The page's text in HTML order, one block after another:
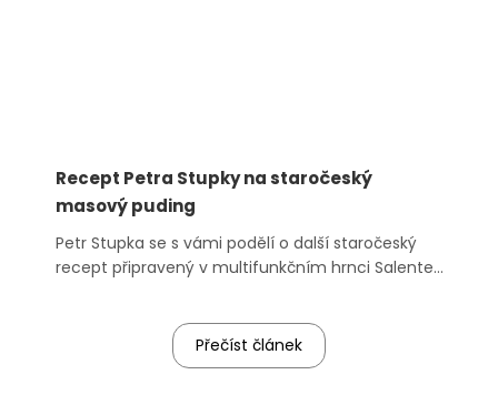
Recept Petra Stupky na staročeský
masový puding
Petr Stupka se s vámi podělí o další staročeský
recept připravený v multifunkčním hrnci Salente
Přečíst článek